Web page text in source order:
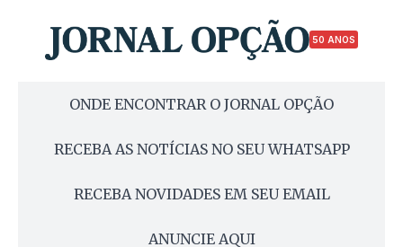
50 ANOS
ONDE ENCONTRAR O JORNAL OPÇÃO
RECEBA AS NOTÍCIAS NO SEU WHATSAPP
RECEBA NOVIDADES EM SEU EMAIL
ANUNCIE AQUI